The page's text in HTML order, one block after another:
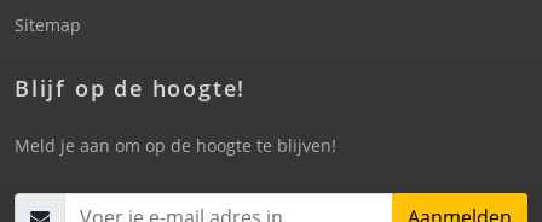
Sitemap
Blijf op de hoogte!
Meld je aan om op de hoogte te blijven!
Aanmelden